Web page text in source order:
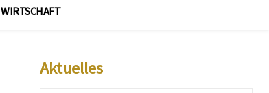
WIRTSCHAFT
Aktuelles